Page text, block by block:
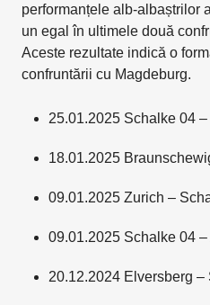
performanțele alb-albaștrilor
un egal în ultimele două
Aceste rezultate indică o
confruntării cu Magdeburg.
25.01.2025 Schalke 04
18.01.2025
09.01.2025 Zurich –
09.01.2025 Schalke 04 –
20.12.2024 Elversberg –